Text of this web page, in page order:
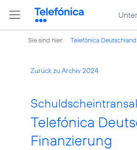
Sie sind hier: Telefónica Deutschland
Zurück zu Archiv 2024
Telefónica
Finanzierung